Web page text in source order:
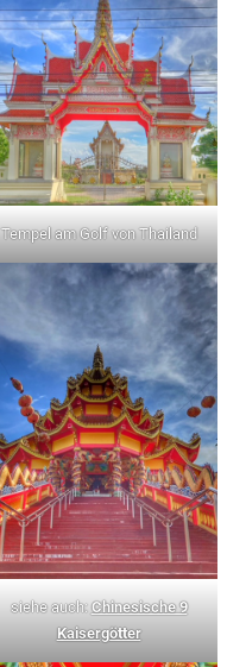
Tempel am Golf von Thailand
siehe auch:Chinesische 9
Kaisergötter